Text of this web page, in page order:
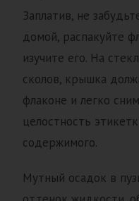
Заплатив, не
домой, распакуйте
изучите его. На
сколов, крышка
флаконе и легко
целостность
содержимого.
Мутный осадок в